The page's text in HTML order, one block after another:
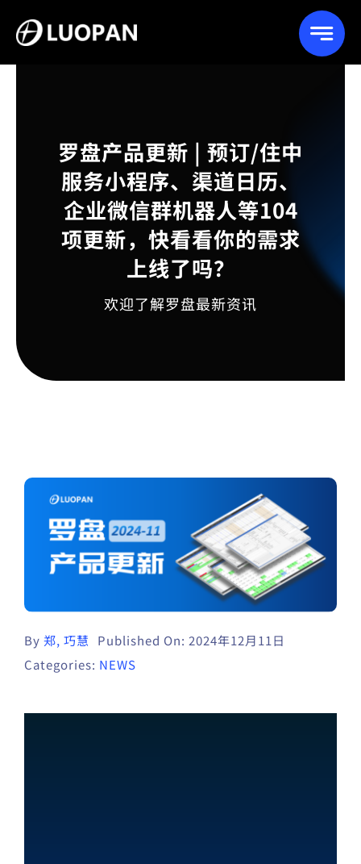
content
罗盘产品更新 | 预订/住中
服务小程序、渠道日历、
企业微信群机器人等104
项更新，快看看你的需求
上线了吗？
欢迎了解罗盘最新资讯
By 郑, 巧慧
Published On: 2024年12月11日
Categories: NEWS